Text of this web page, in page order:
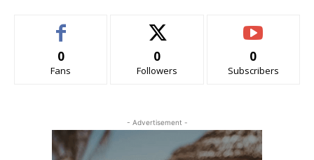
0
Fans
0
Followers
0
Subscribers
- Advertisement -